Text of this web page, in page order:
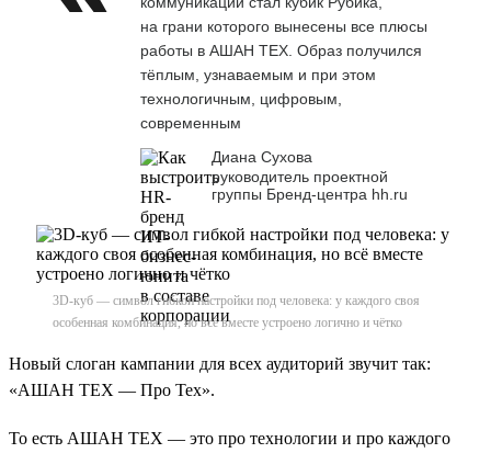
на грани которого вынесены все плюсы
работы в АШАН ТЕХ. Образ получился
тёплым, узнаваемым и при этом
технологичным, цифровым,
современным
Диана Сухова
руководитель проектной
группы Бренд-центра hh.ru
3D-куб — символ гибкой настройки под человека: у каждого своя
особенная комбинация, но всё вместе устроено логично и чётко
Новый слоган кампании для всех аудиторий звучит так:
«АШАН ТЕХ — Про Тех».
То есть АШАН ТЕХ — это про технологии и про каждого